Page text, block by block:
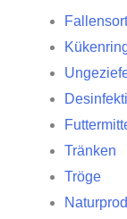
Tränken
Tröge